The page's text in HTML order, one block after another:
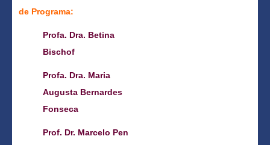
de Programa:
Profa. Dra. Betina
Bischof
Profa. Dra. Maria
Augusta Bernardes
Fonseca
Prof. Dr. Marcelo Pen